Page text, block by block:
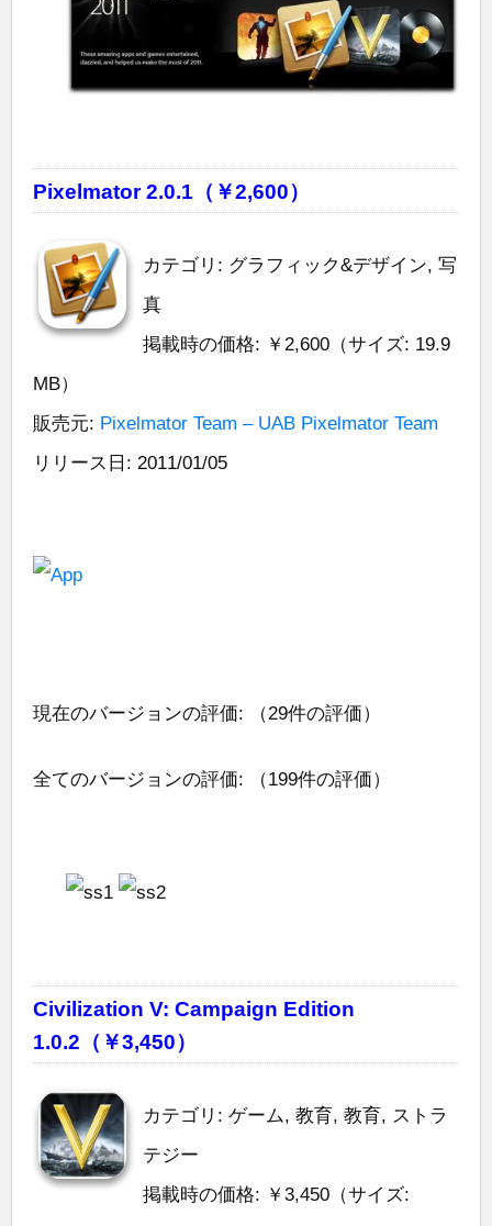
Pixelmator 2.0.1（￥2,600）
カテゴリ: グラフィック&デザイン, 写
真
掲載時の価格: ￥2,600（サイズ: 19.9
MB）
販売元: Pixelmator Team – UAB Pixelmator Team
リリース日: 2011/01/05
現在のバージョンの評価: （29件の評価）
全てのバージョンの評価: （199件の評価）
Civilization V: Campaign Edition
1.0.2（￥3,450）
カテゴリ: ゲーム, 教育, 教育, ストラ
テジー
掲載時の価格: ￥3,450（サイズ: